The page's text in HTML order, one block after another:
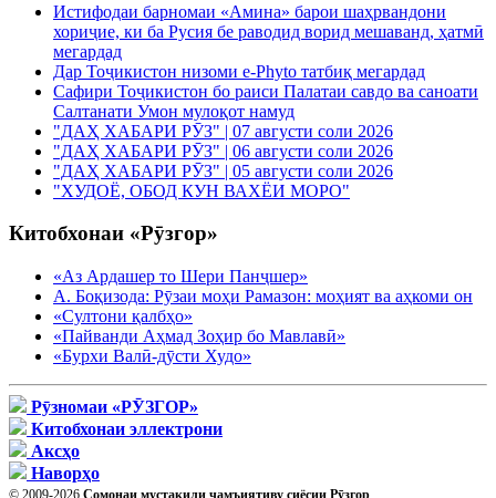
Истифодаи барномаи «Амина» барои шаҳрвандони
хориҷие, ки ба Русия бе раводид ворид мешаванд, ҳатмӣ
мегардад
Дар Тоҷикистон низоми e-Phyto татбиқ мегардад
Сафири Тоҷикистон бо раиси Палатаи савдо ва саноати
Салтанати Умон мулоқот намуд
"ДАҲ ХАБАРИ РӮЗ" | 07 августи соли 2026
"ДАҲ ХАБАРИ РӮЗ" | 06 августи соли 2026
"ДАҲ ХАБАРИ РӮЗ" | 05 августи соли 2026
"ХУДОЁ, ОБОД КУН ВАХЁИ МОРО"
Китобхонаи «Рӯзгор»
«Аз Ардашер то Шери Панҷшер»
А. Боқизода: Рӯзаи моҳи Рамазон: моҳият ва аҳкоми он
«Султони қалбҳо»
«Пайванди Аҳмад Зоҳир бо Мавлавӣ»
«Бурхи Валӣ-дӯсти Худо»
Рӯзномаи «РӮЗГОР»
Китобхонаи эллектрони
Аксҳо
Наворҳо
© 2009-2026 Сомонаи мустақили ҷамъиятиву сиёсии Рӯзгор